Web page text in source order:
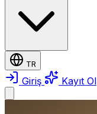
TR
Giriş Kayıt Ol